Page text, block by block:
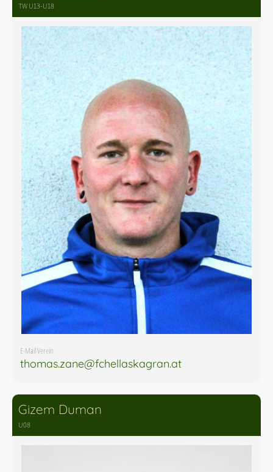
TW U13-U18
E-Mail Verein
thomas.zane@fchellaskagran.at
Gizem Duman
U08